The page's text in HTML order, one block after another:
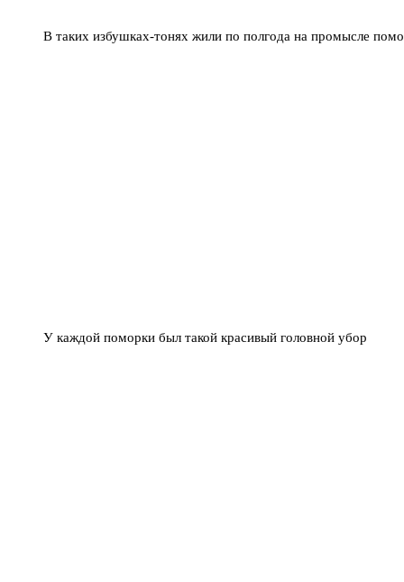
В таких избушках-тонях жили по полгода на промысле
У каждой поморки был такой красивый головной убор